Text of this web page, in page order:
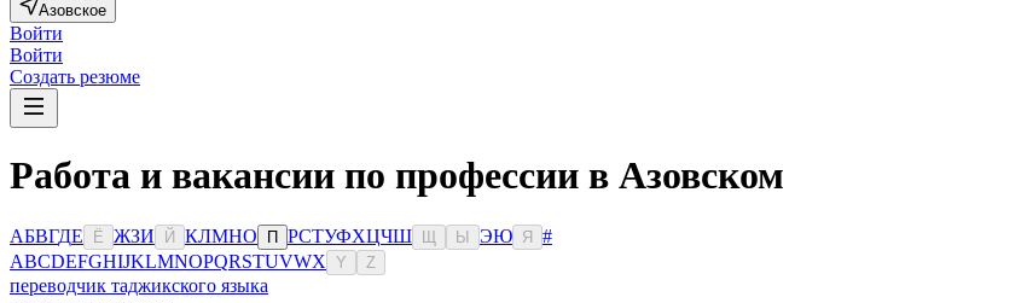
Азовское
Войти
Войти
Создать резюме
Работа и вакансии по профессии в Азовском
АБВГДЕ Ё ЖЗИ Й КЛМНО П РСТУФХЦЧШ Ы ЭЮ Я
#
ABCDEFGHIJKLMNOPQRSTUVWX Y Z
переводчик таджикского языка